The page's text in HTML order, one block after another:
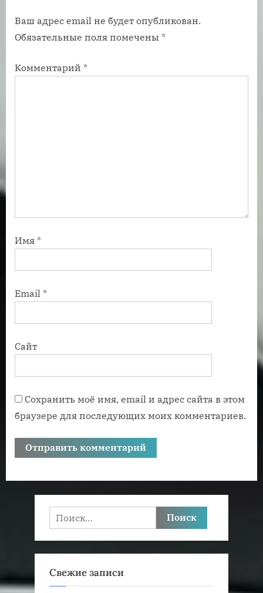
и
с
:
п
и
ь
Ваш адрес email не будет опубликован.
Обязательные поля помечены *
Комментарий *
Имя *
Email *
Сайт
Сохранить моё имя, email и адрес сайта в этом
браузере для последующих моих комментариев.
Найти:
Свежие записи